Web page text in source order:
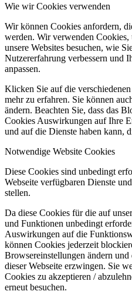
Wie wir Cookies verwenden
Wir können Cookies anfordern,
werden. Wir verwenden
unsere Websites besuchen, wie
Nutzererfahrung verbessern und
anpassen.
Klicken Sie auf die
mehr zu erfahren. Sie können
ändern. Beachten Sie, dass das
Cookies Auswirkungen auf Ihre
und auf die Dienste haben kann,
Notwendige Website Cookies
Diese Cookies sind unbedingt
Webseite verfügbaren Dienste
stellen.
Da diese Cookies für die auf
und Funktionen unbedingt
Auswirkungen auf die
können Cookies jederzeit
Browsereinstellungen ändern
dieser Webseite erzwingen. Sie
Cookies zu akzeptieren /
erneut besuchen.